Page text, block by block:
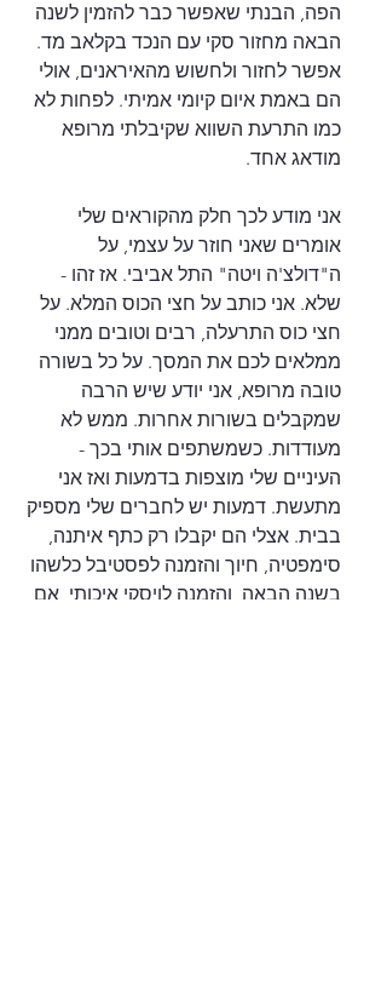
הפה, הבנתי שאפשר כבר להזמין לשנה
הבאה מחזור סקי עם הנכד בקלאב מד.
אפשר לחזור ולחשוש מהאיראנים, אולי
הם באמת איום קיומי אמיתי. לפחות לא
כמו התרעת השווא שקיבלתי מרופא
מודאג אחד.
אני מודע לכך חלק מהקוראים שלי
אומרים שאני חוזר על עצמי, על
ה"דולצ'ה ויטה" התל אביבי. אז זהו -
שלא. אני כותב על חצי הכוס המלא. על
חצי כוס התרעלה, רבים וטובים ממני
ממלאים לכם את המסך. על כל בשורה
טובה מרופא, אני יודע שיש הרבה
שמקבלים בשורות אחרות. ממש לא
מעודדות. כשמשתפים אותי בכך -
העיניים שלי מוצפות בדמעות ואז אני
מתעשת. דמעות יש לחברים שלי מספיק
בבית. אצלי הם יקבלו רק כתף איתנה,
סימפטיה, חיוך והזמנה לפסטיבל כלשהו
בשנה הבאה, והזמנה לויסקי איכותי, אם